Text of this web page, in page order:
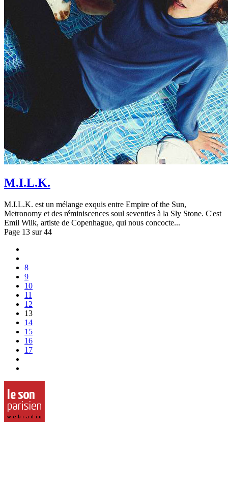
M.I.L.K.
M.I.L.K. est un mélange exquis entre Empire of the Sun,
Metronomy et des réminiscences soul seventies à la Sly Stone. C'est
Emil Wilk, artiste de Copenhague, qui nous concocte...
Page 13 sur 44
8
9
10
11
12
13
14
15
16
17